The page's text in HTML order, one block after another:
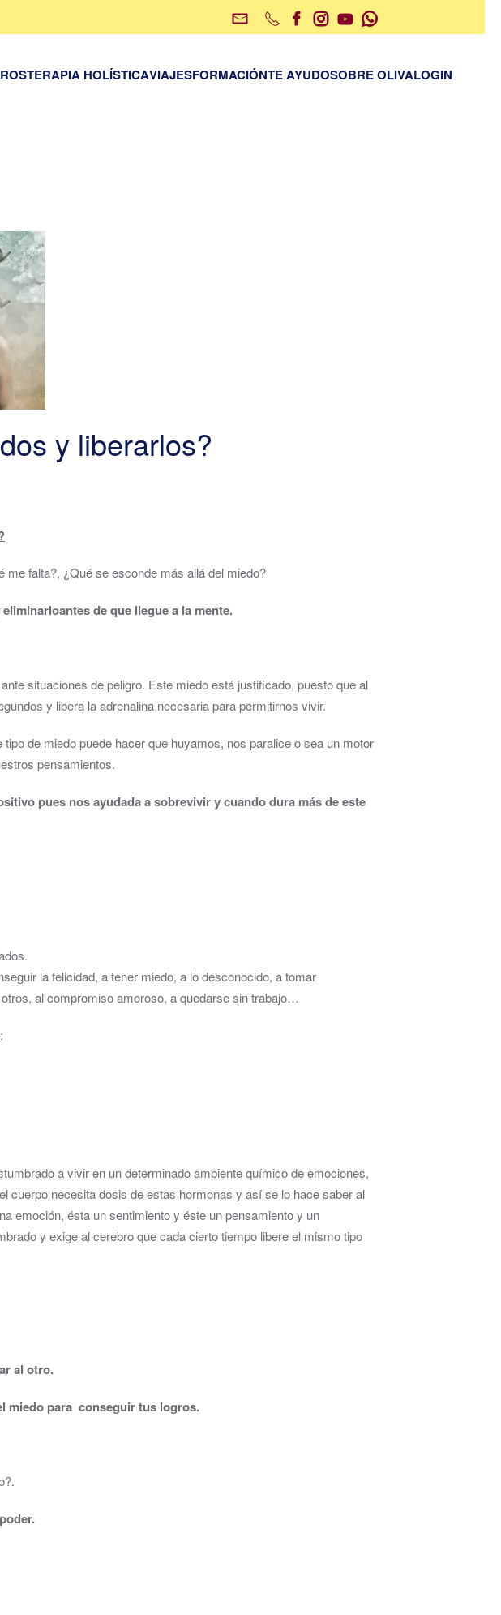
TERAPIA HOLÍSTICAVIAJESFORMACIÓNTE AYUDOSOBRE OLIVALOGIN
y liberarlos?
me falta?, ¿Qué se esconde más allá del miedo?
eliminarloantes de que llegue a la mente.
situaciones de peligro. Este miedo está justificado, puesto que al
y libera la adrenalina necesaria para permitirnos vivir.
de miedo puede hacer que huyamos, nos paralice o sea un motor
pensamientos.
pues nos ayudada a sobrevivir y cuando dura más de este
la felicidad, a tener miedo, a lo desconocido, a tomar
al compromiso amoroso, a quedarse sin trabajo…
:
a vivir en un determinado ambiente químico de emociones,
cuerpo necesita dosis de estas hormonas y así se lo hace saber al
emoción, ésta un sentimiento y éste un pensamiento y un
y exige al cerebro que cada cierto tiempo libere el mismo tipo
al otro.
miedo para conseguir tus logros.